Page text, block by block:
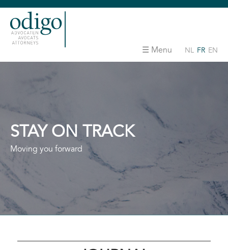
Menu NL FR EN
STAY ON TRACK
Moving you forward